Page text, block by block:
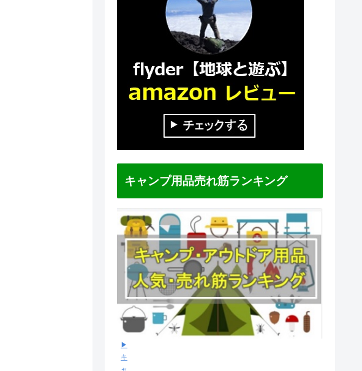
キャンプ用品売れ筋ランキング
▶
キ
ャ